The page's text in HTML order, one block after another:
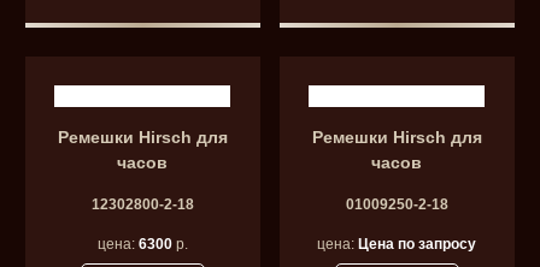
Ремешки Hirsch для
часов
12302800-2-18
цена: 6300р.
Ремешки Hirsch для
часов
01009250-2-18
цена: Цена по запросу